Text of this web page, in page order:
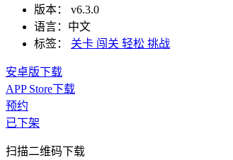
版本：
v6.3.0
语言： 中文
标签：
关卡 闯关 轻松 挑战
安卓版下载
APP Store下载
预约
已下架
扫描二维码下载